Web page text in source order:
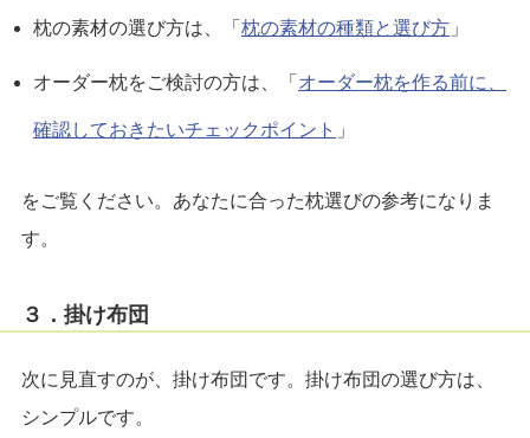
枕の素材の選び方は、「 枕の素材の種類と選び方 」
オーダー枕をご検討の方は、「 オーダー枕を作る前に、
確認しておきたいチェックポイント 」
をご覧ください。あなたに合った枕選びの参考になりま
す。
３．掛け布団
次に見直すのが、掛け布団です。掛け布団の選び方は、
シンプルです。